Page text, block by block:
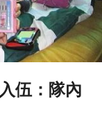
伍：隊內